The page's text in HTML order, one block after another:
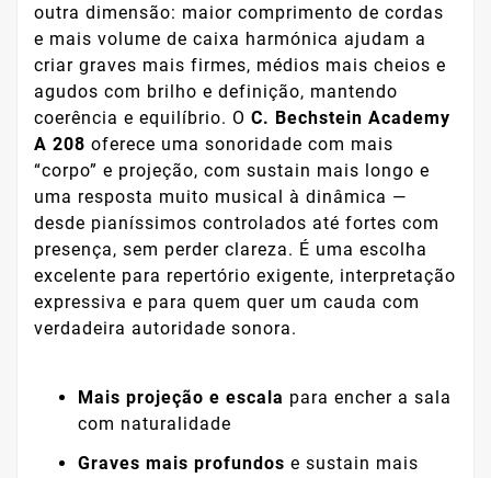
outra dimensão: maior comprimento de cordas
e mais volume de caixa harmónica ajudam a
criar graves mais firmes, médios mais cheios e
agudos com brilho e definição, mantendo
coerência e equilíbrio. O C. Bechstein Academy
A 208 oferece uma sonoridade com mais
“corpo” e projeção, com sustain mais longo e
uma resposta muito musical à dinâmica —
desde pianíssimos controlados até fortes com
presença, sem perder clareza. É uma escolha
excelente para repertório exigente, interpretação
expressiva e para quem quer um cauda com
verdadeira autoridade sonora.
Mais projeção e escala para encher a sala
com naturalidade
Graves mais profundos e sustain mais